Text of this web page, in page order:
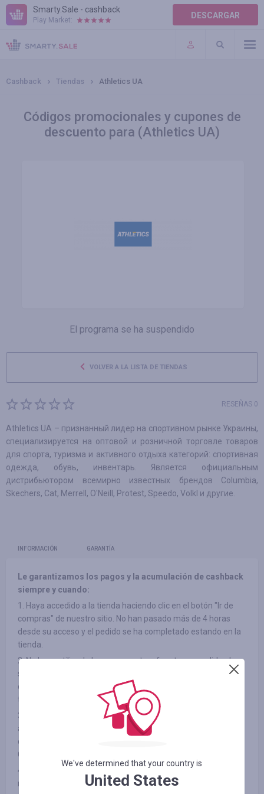
Smarty.Sale - cashback
Play Market: DESCARGAR
AYUDA
TÉRMINOS DE USO
Cashback Tiendas Athletics UA
Códigos promocionales y cupones de
descuento para (Athletics UA)
El programa se ha suspendido
VOLVER A LA LISTA DE TIENDAS
RESEÑAS 0
Athletics UA – признанный лидер на спортивном рынке Украины,
специализируется на оптовой и розничной торговле товаров
для спорта, туризма и активного отдыха категорий: спортивная
одежда, обувь, инвентарь. Является официальным
дистрибьютором всемирно известных брендов Columbia,
Skechers, Cat, Merrell, O'Neill, Protest, Speedo, Volkl и другие.
INFORMACIÓN GARANTÍA
Le garantizamos los pagos y la acumulación de cashback
siempre y cuando:
1. Haya accedido a la tienda haciendo clic en el botón "Ir de
compras" de nuestro sitio. No han pasado más de 4 horas
desde su acceso y el pedido se ha completado estando en la
tienda.
2. No haya utilizado banners en otras fuentes, accedido al
sitio a través de listas de correo de terceros ni ha utilizado
códigos promocionales de terceros a la hora de acceder a la
tienda.
3. El elemento que ha elegido participe en el cashback (en
algunas tiendas, los productos pueden estar divididos por
categorías, consulte la pestaña "INFORMACIÓN/TÉRMINOS Y
CONDICIONES")
4. No haya rechazado el producto adquirido por ningún
motivo después del pago.
We've determined that your country is
United States